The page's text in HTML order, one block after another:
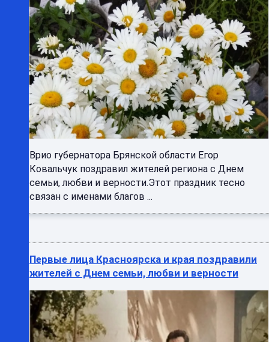
Врио губернатора Брянской области Егор
Ковальчук поздравил жителей региона с Днем
семьи, любви и верности.Этот праздник тесно
связан с именами благов ...
Первые лица Красноярска и края поздравили
жителей с Днем семьи, любви и верности